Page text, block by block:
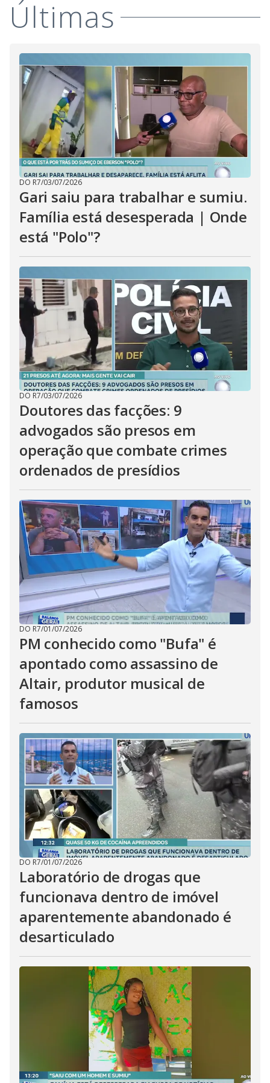
i
d
e
o
Últimas
DO R7/03/07/2026
Gari saiu para trabalhar e sumiu.
Família está desesperada | Onde
está "Polo"?
DO R7/03/07/2026
Doutores das facções: 9
advogados são presos em
operação que combate crimes
ordenados de presídios
DO R7/01/07/2026
PM conhecido como "Bufa" é
apontado como assassino de
Altair, produtor musical de
famosos
DO R7/01/07/2026
Laboratório de drogas que
funcionava dentro de imóvel
aparentemente abandonado é
desarticulado